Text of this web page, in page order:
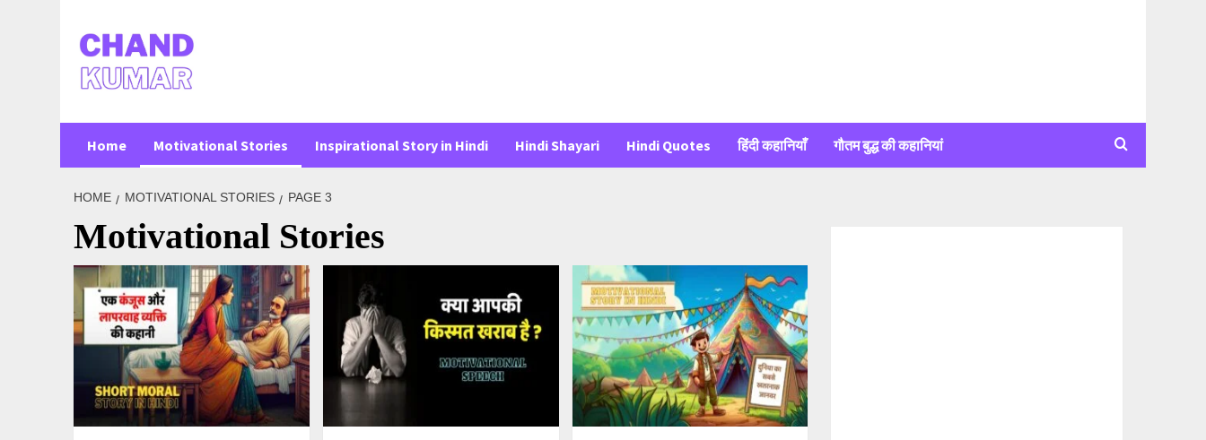
content
Home Motivational Stories Inspirational Story in Hindi Hindi Shayari Hindi Quotes हिंदी कहानियाँ गौतम बुद्ध की कहानियां
HOME MOTIVATIONAL STORIES PAGE 3
Motivational Stories